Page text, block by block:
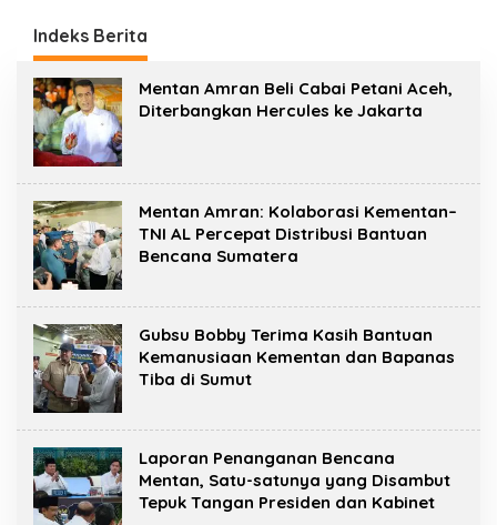
Berkualitas
Indeks Berita
m
a
r
g
o
s
t
Mentan Amran Beli Cabai Petani Aceh,
Diterbangkan Hercules ke Jakarta
Mentan Amran: Kolaborasi Kementan–
TNI AL Percepat Distribusi Bantuan
Bencana Sumatera
Gubsu Bobby Terima Kasih Bantuan
Kemanusiaan Kementan dan Bapanas
Tiba di Sumut
Laporan Penanganan Bencana
Mentan, Satu-satunya yang Disambut
Tepuk Tangan Presiden dan Kabinet